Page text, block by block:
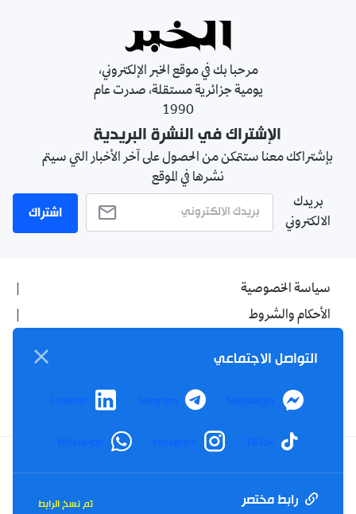
مرحبا بك في موقع الخبر الإلكتروني،
يومية جزائرية مستقلة، صدرت عام
1990
الإشتراك في النشرة البريدية
بإشتراكك معنا ستتمكن من الحصول على آخر الأخبار التي سيتم
نشرها في الموقع
بريدك
الالكتروني
اشتراك
سياسة الخصوصية
الأحكام والشروط
اتصل بنا
من نحن
Facebook
YouTube
TikTok
Twitter
التواصل الاجتماعي
Messenger
Telegram
LinkedIn
TikTok
Instagram
WhatsApp
رابط مختصر تم نسخ الرابط